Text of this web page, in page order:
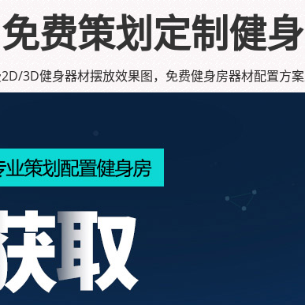
免费策划定制健
3D健身器材摆放效果图，免费健身房器材配置方案